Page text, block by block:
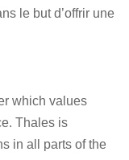
le but d’offrir une
which values
Thales is
in all parts of the